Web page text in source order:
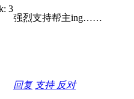
强烈支持帮主ing……
回复 支持 反对